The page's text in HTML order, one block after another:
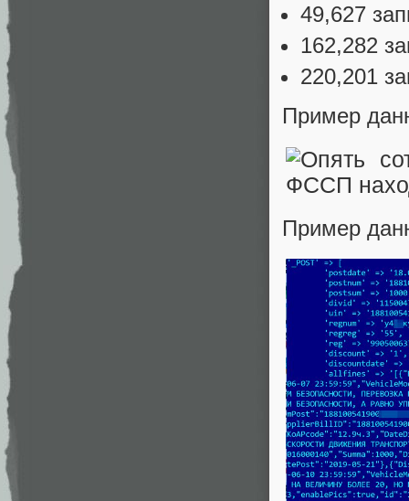
49,627
162,282
220,201
Пример
Пример